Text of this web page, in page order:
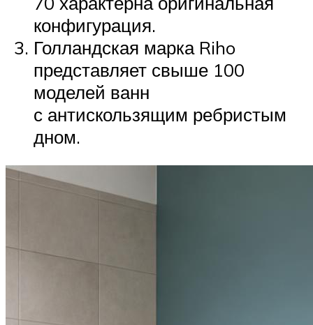
конфигурация.
Голландская марка Riho
представляет свыше 100
моделей ванн
с антискользящим ребристым
дном.